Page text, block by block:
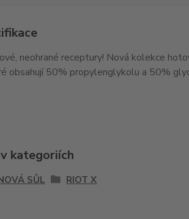
neohrané receptury! Nová kolekce
obsahují 50% propylenglykolu a 50%
kategoriích
SŮL RIOT X